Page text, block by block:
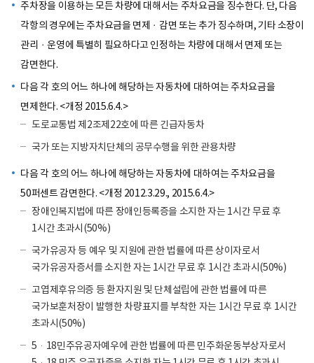
주차장을 이용하는 모든 차량에 대해서는 주차요금을 징수한다. 단, 다음
각항의 경우에는 주차요금을 면제ㆍ감면 또는 추가 징수하며, 기타 소장이
관리ㆍ운영에 특별히 필요하다고 인정하는 차량에 대해서 면제 또는
감면한다.
다음 각 호의 어느 하나에 해당하는 자동차에 대하여는 주차요금을
면제한다. <개정 2015.6.4.>
도로교통법 제2조제22호에 따른 긴급자동차
국가 또는 지방자치단체의 공무수행을 위한 관용차량
다음 각 호의 어느 하나에 해당하는 자동차에 대하여는 주차요금을
50퍼센트 감면한다. <개정 2012.3.29., 2015.6.4.>
장애인복지법에 따른 장애인등록증을 소지한 자는 1시간 무료 후
1시간 초과시(50%)
국가유공자 등 예우 및 지원에 관한 법률에 따른 상이자로서
국가유공자증서를 소지한 자는 1시간 무료 후 1시간 초과시(50%)
고엽제후유의증 등 환자지원 및 단체설립에 관한 법률에 따른
국가보훈처장이 발행한 차량표지를 부착한 자는 1시간 무료 후 1시간
초과시(50%)
5·18민주유공자예우에 관한 법률에 따른 민주화운동부상자로서